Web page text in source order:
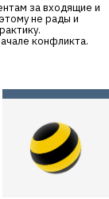
за входящие и
не рады и
конфликта.
d
=
2
V
y
Y